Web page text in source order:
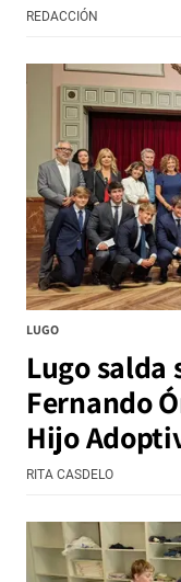
REDACCIÓN
LUGO
Lugo salda
Fernando
Hijo
RITA CASDELO